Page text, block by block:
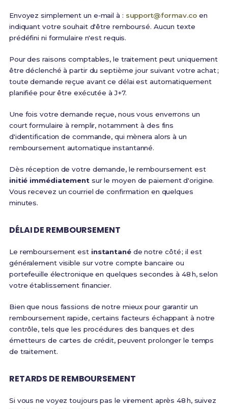
Envoyez simplement un e‑mail à : support@formav.coen
indiquant votre souhait d'être remboursé. Aucun texte
prédéfini ni formulaire n'est requis.
Pour des raisons comptables, le traitement peut uniquement
être déclenché à partir du septième jour suivant votre achat ;
toute demande reçue avant ce délai est automatiquement
planifiée pour être exécutée à J+7.
Une fois votre demande reçue, nous vous enverrons un
court formulaire à remplir, notamment à des fins
d'identification de commande, qui mènera alors à un
remboursement automatique instantanné.
Dès réception de votre demande, le remboursement est
initié immédiatement sur le moyen de paiement d'origine.
Vous recevez un courriel de confirmation en quelques
minutes.
DÉLAI DE REMBOURSEMENT
Le remboursement est instantanéde notre côté ; il est
généralement visible sur votre compte bancaire ou
portefeuille électronique en quelques secondes à 48 h, selon
votre établissement financier.
Bien que nous fassions de notre mieux pour garantir un
remboursement rapide, certains facteurs échappant à notre
contrôle, tels que les procédures des banques et des
émetteurs de cartes de crédit, peuvent prolonger le temps
de traitement.
RETARDS DE REMBOURSEMENT
Si vous ne voyez toujours pas le virement après 48 h, suivez